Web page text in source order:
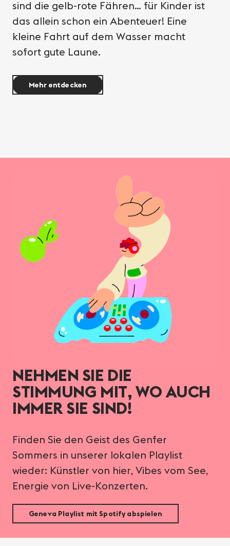
sind die gelb-rote Fähren… für Kinder ist
das allein schon ein Abenteuer! Eine
kleine Fahrt auf dem Wasser macht
sofort gute Laune.
Mehr entdecken
NEHMEN SIE DIE
STIMMUNG MIT, WO AUCH
IMMER SIE SIND!
Finden Sie den Geist des Genfer
Sommers in unserer lokalen Playlist
wieder: Künstler von hier, Vibes vom See,
Energie von Live-Konzerten.
Geneva Playlist mit Spotify abspielen